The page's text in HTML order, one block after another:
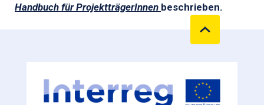
Handbuch für ProjektträgerInnen beschrieben.